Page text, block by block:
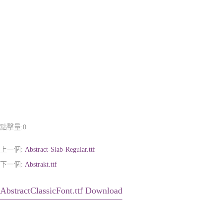
點擊量:0
上一個: Abstract-Slab-Regular.ttf
下一個: Abstrakt.ttf
AbstractClassicFont.ttf Download